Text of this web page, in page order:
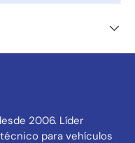
2006. Líder
para vehículos